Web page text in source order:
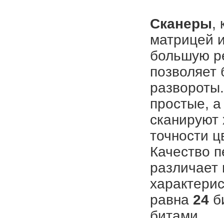
Сканеры,
матрицей
большую
позволяет
простые,
точности
Качество
равна 24